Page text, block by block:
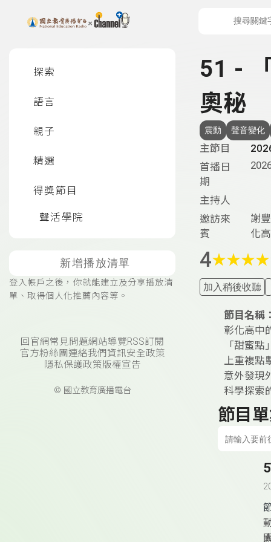
上方功能區塊
探索
語言
親子
精選
得獎節目
聲活學院
新增播放清單
登入帳戶之後，你就能建立及分享播放清
單、取得個人化推薦內容等。
回官網常見問題網站導覽RSS訂閱
官方粉絲團連絡我們 資訊安全政策
隱私保護政策版權宣告
© 國立教育廣播電台
51 -
奧秘
震動 聲音變化
主節目
首播日
期
主持人
邀訪來
賓
謝
化
4★★★★
加入稍後收聽
節目名稱
彰化高中
「甜蜜
上重複點
意外發現
科學探索
節目